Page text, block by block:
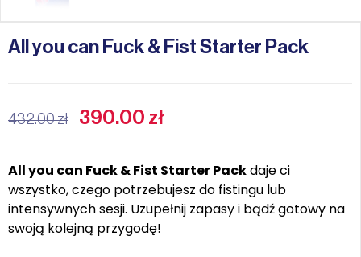
All you can Fuck & Fist Starter Pack
432.00zł 390.00 zł
All you can Fuck & Fist Starter Packdaje ci
wszystko, czego potrzebujesz do fistingu lub
intensywnych sesji. Uzupełnij zapasy i bądź gotowy na
swoją kolejną przygodę!